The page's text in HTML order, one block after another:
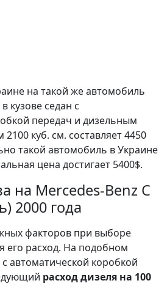
на такой же автомобиль
кузове седан c
передач и дизельным
куб. см. составляет 4450
такой автомобиль в Украине
цена достигает 5400$.
на Mercedes-Benz C
2000 года
факторов при выборе
его расход. На подобном
автоматической коробкой
расход дизеля на 100